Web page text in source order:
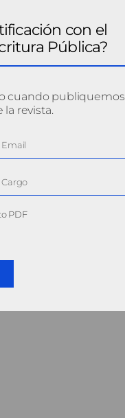
con el
Pública?
cuando
revista.
PDF